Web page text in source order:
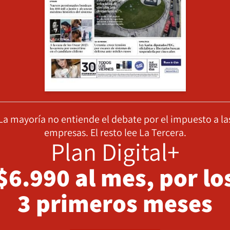
mayoría no entiende el debate por el impuesto a
empresas. El resto lee La Tercera.
Plan Digital+
al mes, por
3 primeros meses